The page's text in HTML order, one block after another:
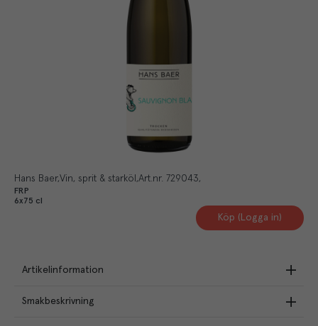
Hans Baer Vin, sprit & starköl Art.nr. 729043
FRP
6x75 cl
Köp (Logga in)
Artikelinformation
Smakbeskrivning